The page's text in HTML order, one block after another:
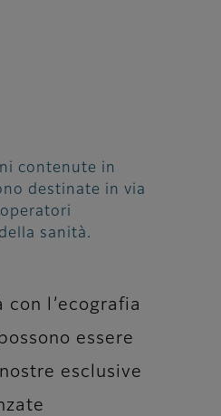
contenute in
destinate in via
sanità.
con l’ecografia
essere
esclusive